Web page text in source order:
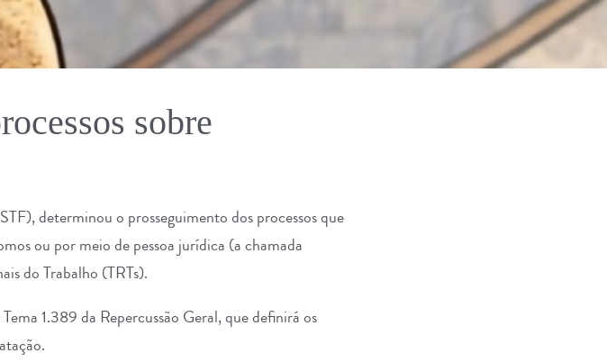
sobre
determinou o prosseguimento dos processos que
ou por meio de pessoa jurídica (a chamada
do Trabalho (TRTs).
1.389 da Repercussão Geral, que definirá os